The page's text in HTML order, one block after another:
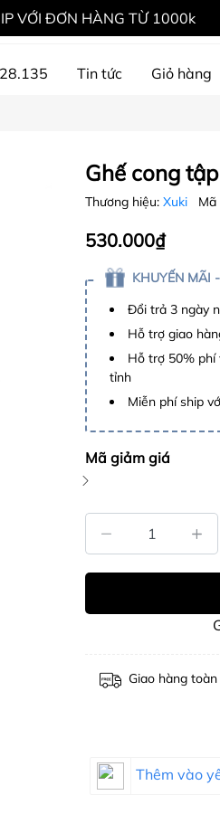
VỚI ĐƠN HÀNG TỪ 1000k
Tin tức Giỏ hàng
Ghế cong
Thương hiệu: Xuki Mã
530.000₫
KHUYẾN MÃI
Đổi trả 3 ngày
Hỗ trợ giao
Hỗ trợ 50% phí
tỉnh
Miễn phí ship
Mã giảm giá
Giao hàng
Thêm vào